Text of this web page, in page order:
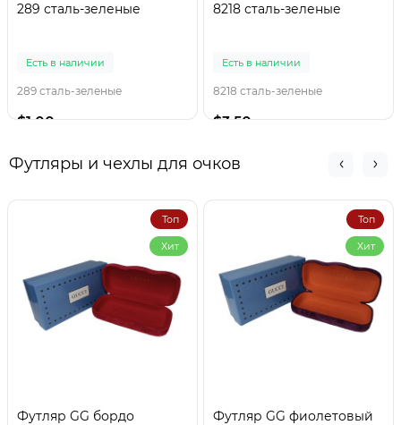
289 сталь-зеленые
Есть в наличии
289 сталь-зеленые
$1.00
8218 сталь-зеленые
Есть в наличии
8218 сталь-зеленые
$3.50
Футляры и чехлы для очков
Топ
Хит
Футляр GG бордо
Топ
Хит
Футляр GG фиолетовый